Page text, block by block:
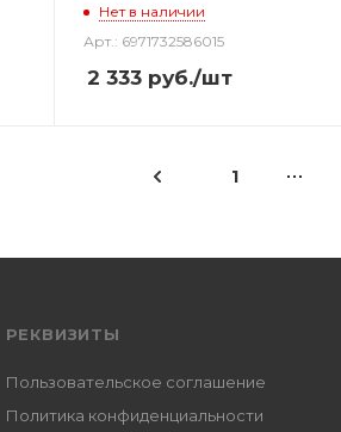
Нет в наличии
Арт.: 6971732586015
2 333руб./шт
1
РЕКВИЗИТЫ
Пользовательское соглашение
Политика конфиденциальности